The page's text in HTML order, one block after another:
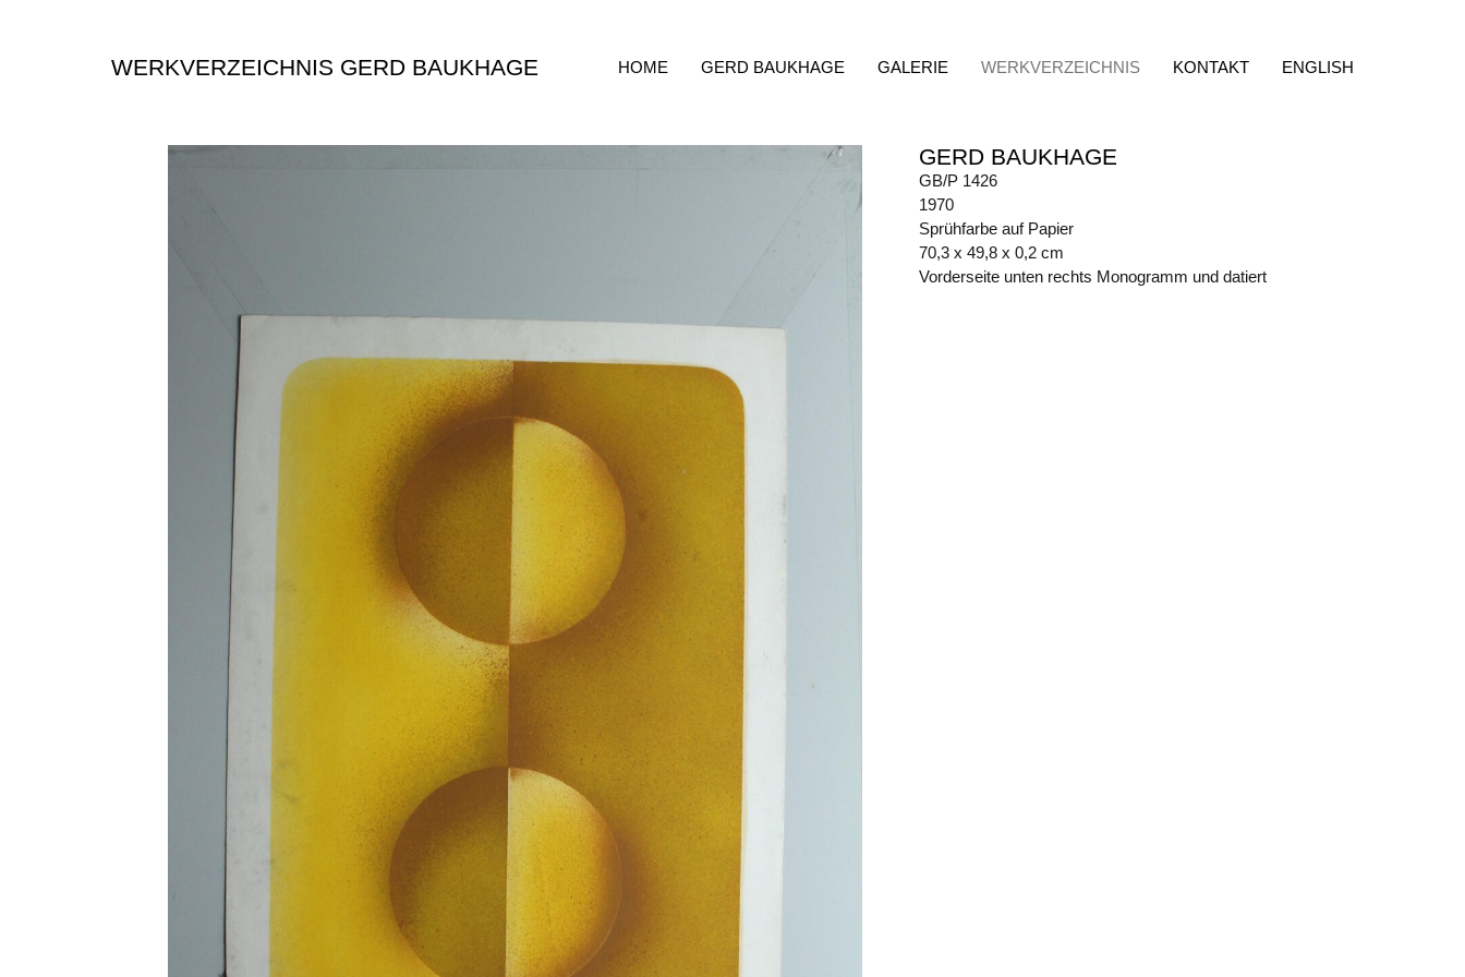
WERKVERZEICHNIS GERD BAUKHAGE HOME GERD BAUKHAGE GALERIE WERKVERZEICHNIS KONTAKT ENGLISH
GERD BAUKHAGE
GB/P 1426
1970
Sprühfarbe auf Papier
70,3 x 49,8 x 0,2 cm
Vorderseite unten rechts Monogramm und datiert